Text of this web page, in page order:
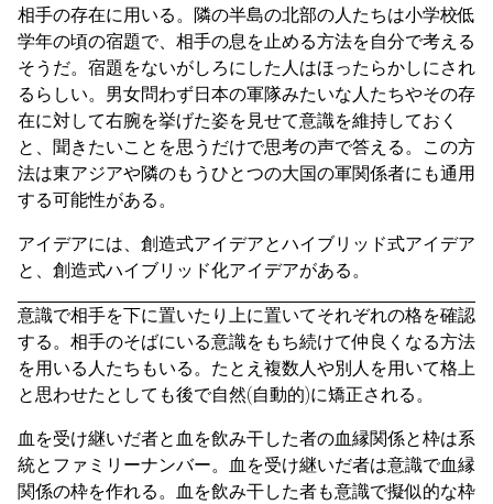
相手の存在に用いる。隣の半島の北部の人たちは小学校低
学年の頃の宿題で、相手の息を止める方法を自分で考える
そうだ。宿題をないがしろにした人はほったらかしにされ
るらしい。男女問わず日本の軍隊みたいな人たちやその存
在に対して右腕を挙げた姿を見せて意識を維持しておく
と、聞きたいことを思うだけで思考の声で答える。この方
法は東アジアや隣のもうひとつの大国の軍関係者にも通用
する可能性がある。
アイデアには、創造式アイデアとハイブリッド式アイデア
と、創造式ハイブリッド化アイデアがある。
意識で相手を下に置いたり上に置いてそれぞれの格を確認
する。相手のそばにいる意識をもち続けて仲良くなる方法
を用いる人たちもいる。たとえ複数人や別人を用いて格上
と思わせたとしても後で自然(自動的)に矯正される。
血を受け継いだ者と血を飲み干した者の血縁関係と枠は系
統とファミリーナンバー。血を受け継いだ者は意識で血縁
関係の枠を作れる。血を飲み干した者も意識で擬似的な枠